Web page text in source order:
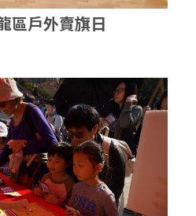
區戶外賣旗日